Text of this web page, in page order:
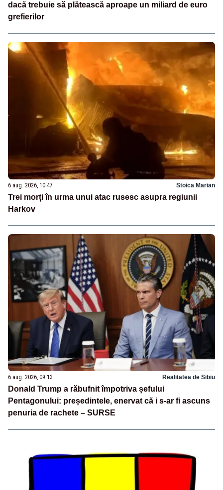
dacă trebuie să plătească aproape un miliard de euro
grefierilor
6 aug. 2026, 10:47 Stoica Marian
Trei morți în urma unui atac rusesc asupra regiunii
Harkov
6 aug. 2026, 09:13 Realitatea de Sibiu
Donald Trump a răbufnit împotriva șefului
Pentagonului: președintele, enervat că i s-ar fi ascuns
penuria de rachete – SURSE